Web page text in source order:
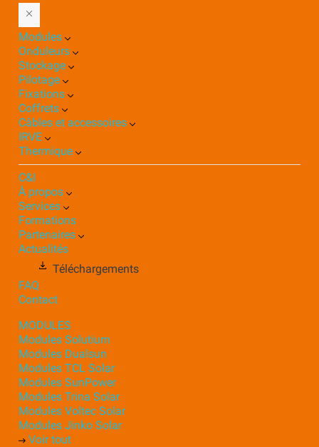
Modules
Onduleurs
Stockage
Pilotage
Fixations
Coffrets
Câbles et accessoires
IRVE
Thermique
C&I
À propos
Services
Formations
Partenaires
Actualités
Téléchargements
FAQ
Contact
MODULES
Modules Solutium
Modules Dualsun
Modules TCL Solar
Modules SunPower
Modules Trina Solar
Modules Voltec Solar
Modules Jinko Solar
Voir tout